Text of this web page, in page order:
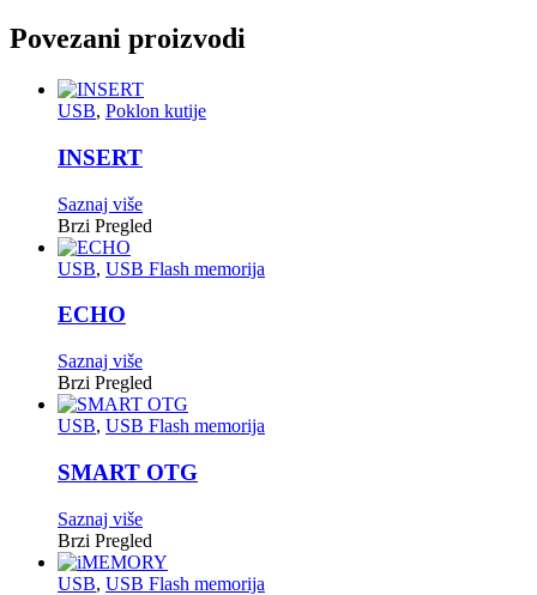
Povezani proizvodi
USB, Poklon kutije
INSERT
Saznaj više
Brzi Pregled
USB, USB Flash memorija
ECHO
Saznaj više
Brzi Pregled
USB, USB Flash memorija
SMART OTG
Saznaj više
Brzi Pregled
USB, USB Flash memorija